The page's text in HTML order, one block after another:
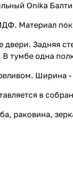
Onika
Материал
Задняя
тумбе одна
Ширина
в
раковина,